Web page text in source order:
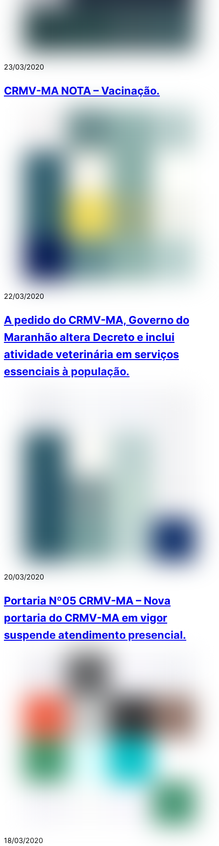
23/03/2020
CRMV-MA NOTA – Vacinação.
22/03/2020
A pedido do CRMV-MA, Governo do
Maranhão altera Decreto e inclui
atividade veterinária em serviços
essenciais à população.
20/03/2020
Portaria Nº05 CRMV-MA – Nova
portaria do CRMV-MA em vigor
suspende atendimento presencial.
18/03/2020